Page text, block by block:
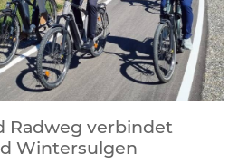
Radweg verbindet
Wintersulgen